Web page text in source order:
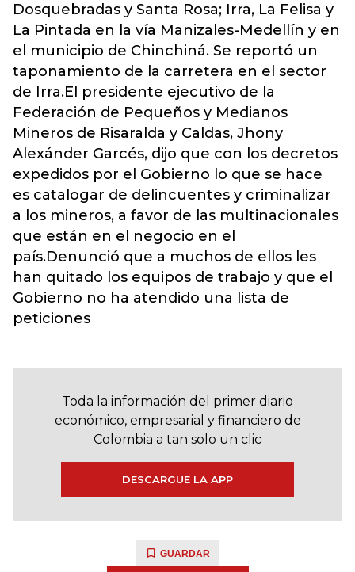
Dosquebradas y Santa Rosa; Irra, La Felisa y
La Pintada en la vía Manizales-Medellín y en
el municipio de Chinchiná. Se reportó un
taponamiento de la carretera en el sector
de Irra.El presidente ejecutivo de la
Federación de Pequeños y Medianos
Mineros de Risaralda y Caldas, Jhony
Alexánder Garcés, dijo que con los decretos
expedidos por el Gobierno lo que se hace
es catalogar de delincuentes y criminalizar
a los mineros, a favor de las multinacionales
que están en el negocio en el
país.Denunció que a muchos de ellos les
han quitado los equipos de trabajo y que el
Gobierno no ha atendido una lista de
peticiones
Toda la información del primer diario
económico, empresarial y financiero de
Colombia a tan solo un clic
DESCARGUE LA APP
GUARDAR